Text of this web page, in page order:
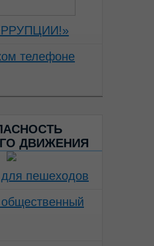
телефоне
ДВИЖЕНИЯ
пешеходов